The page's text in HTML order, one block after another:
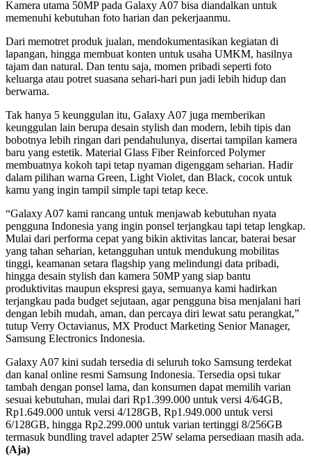
Kamera utama 50MP pada Galaxy A07 bisa diandalkan untuk
memenuhi kebutuhan foto harian dan pekerjaanmu.
Dari memotret produk jualan, mendokumentasikan kegiatan di
lapangan, hingga membuat konten untuk usaha UMKM, hasilnya
tajam dan natural. Dan tentu saja, momen pribadi seperti foto
keluarga atau potret suasana sehari-hari pun jadi lebih hidup dan
berwarna.
Tak hanya 5 keunggulan itu, Galaxy A07 juga memberikan
keunggulan lain berupa desain stylish dan modern, lebih tipis dan
bobotnya lebih ringan dari pendahulunya, disertai tampilan kamera
baru yang estetik. Material Glass Fiber Reinforced Polymer
membuatnya kokoh tapi tetap nyaman digenggam seharian. Hadir
dalam pilihan warna Green, Light Violet, dan Black, cocok untuk
kamu yang ingin tampil simple tapi tetap kece.
“Galaxy A07 kami rancang untuk menjawab kebutuhan nyata
pengguna Indonesia yang ingin ponsel terjangkau tapi tetap lengkap.
Mulai dari performa cepat yang bikin aktivitas lancar, baterai besar
yang tahan seharian, ketangguhan untuk mendukung mobilitas
tinggi, keamanan setara flagship yang melindungi data pribadi,
hingga desain stylish dan kamera 50MP yang siap bantu
produktivitas maupun ekspresi gaya, semuanya kami hadirkan
terjangkau pada budget sejutaan, agar pengguna bisa menjalani hari
dengan lebih mudah, aman, dan percaya diri lewat satu perangkat,”
tutup Verry Octavianus, MX Product Marketing Senior Manager,
Samsung Electronics Indonesia.
Galaxy A07 kini sudah tersedia di seluruh toko Samsung terdekat
dan kanal online resmi Samsung Indonesia. Tersedia opsi tukar
tambah dengan ponsel lama, dan konsumen dapat memilih varian
sesuai kebutuhan, mulai dari Rp1.399.000 untuk versi 4/64GB,
Rp1.649.000 untuk versi 4/128GB, Rp1.949.000 untuk versi
6/128GB, hingga Rp2.299.000 untuk varian tertinggi 8/256GB
termasuk bundling travel adapter 25W selama persediaan masih ada.
(Aja)